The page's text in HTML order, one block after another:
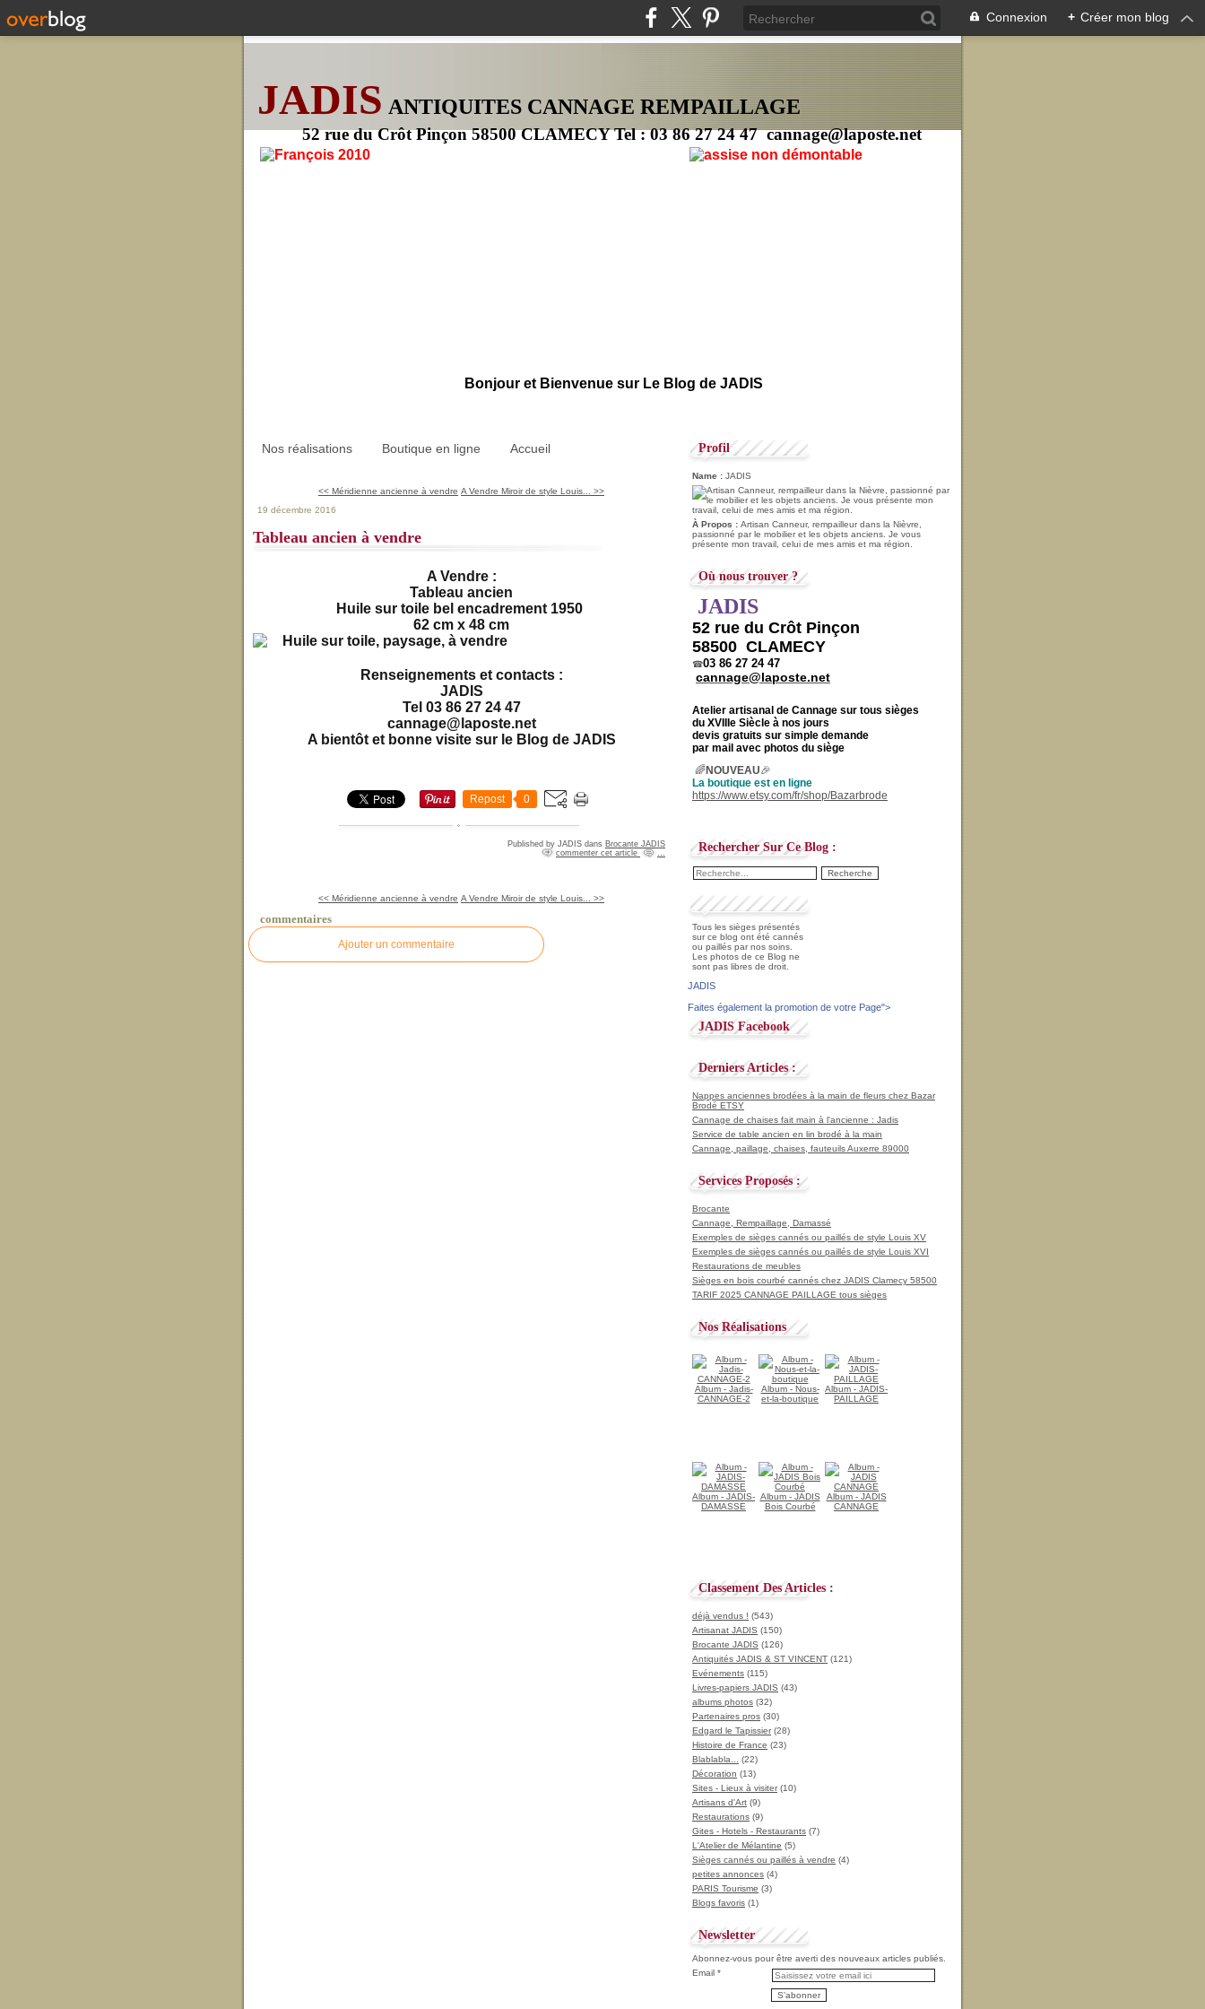
Connexion + Créer mon blog
JADIS ANTIQUITES CANNAGE REMPAILLAGE
52 rue du Crôt Pinçon 58500 CLAMECY Tel : 03 86 27 24 47 cannage@laposte.net
Bonjour et Bienvenue sur Le Blog de JADIS
Nos réalisations Boutique en ligne Accueil
<< Méridienne ancienne à vendre A Vendre Miroir de style Louis... >>
19 décembre 2016
Tableau ancien à vendre
A Vendre :
Tableau ancien
Huile sur toile bel encadrement 1950
62 cm x 48 cm
Renseignements et contacts :
JADIS
Tel 03 86 27 24 47
cannage@laposte.net
A bientôt et bonne visite sur le Blog de JADIS
Repost 0
Published by JADIS dans Brocante JADIS
commenter cet article
<< Méridienne ancienne à vendre A Vendre Miroir de style Louis... >>
commentaires
Ajouter un commentaire
Profil
Name : JADIS
À Propos : Artisan Canneur, rempailleur dans la Nièvre,
passionné par le mobilier et les objets anciens. Je vous
présente mon travail, celui de mes amis et ma région.
Où nous trouver ?
JADIS
52 rue du Crôt Pinçon
58500 CLAMECY
☎03 86 27 24 47
cannage@laposte.net
Atelier artisanal de Cannage sur tous sièges
du XVIIIe Siècle à nos jours
devis gratuits sur simple demande
par mail avec photos du siège
🌈NOUVEAU🎉
La boutique est en ligne
https://www.etsy.com/fr/shop/Bazarbrode
Rechercher Sur Ce Blog :
Tous les sièges présentés
sur ce blog ont été cannés
ou paillés par nos soins.
Les photos de ce Blog ne
sont pas libres de droit.
JADIS
Faites également la promotion de votre Page">
JADIS Facebook
Derniers Articles :
Nappes anciennes brodées à la main de fleurs chez Bazar
Brodé ETSY
Cannage de chaises fait main à l'ancienne : Jadis
Service de table ancien en lin brodé à la main
Cannage, paillage, chaises, fauteuils Auxerre 89000
Services Proposés :
Brocante
Cannage, Rempaillage, Damassé
Exemples de sièges cannés ou paillés de style Louis XV
Exemples de sièges cannés ou paillés de style Louis XVI
Restaurations de meubles
Sièges en bois courbé cannés chez JADIS Clamecy 58500
TARIF 2025 CANNAGE PAILLAGE tous sièges
Nos Réalisations
Album - Jadis-
CANNAGE-2
Album - Nous-
et-la-boutique
Album - JADIS-
PAILLAGE
Album - JADIS-
DAMASSE
Album - JADIS
Bois Courbé
Album - JADIS
CANNAGE
Classement Des Articles :
déjà vendus ! (543)
Artisanat JADIS (150)
Brocante JADIS (126)
Antiquités JADIS & ST VINCENT (121)
Evénements (115)
Livres-papiers JADIS (43)
albums photos (32)
Partenaires pros (30)
Edgard le Tapissier(28)
Histoire de France (23)
Blablabla...
(22)
Décoration (13)
Sites - Lieux à visiter(10)
Artisans d'Art (9)
Restaurations (9)
Gites - Hotels - Restaurants (7)
L'Atelier de Mélantine (5)
Sièges cannés ou paillés à vendre (4)
petites annonces (4)
PARIS Tourisme (3)
Blogs favoris (1)
Newsletter
Abonnez-vous pour être averti des nouveaux articles publiés.
Email